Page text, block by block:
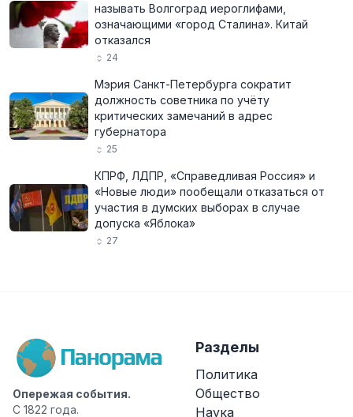
называть Волгоград иероглифами,
означающими «город Сталина». Китай
отказался
24
Мэрия Санкт-Петербурга сократит
должность советника по учёту
критических замечаний в адрес
губернатора
25
КПРФ, ЛДПР, «Справедливая Россия» и
«Новые люди» пообещали отказаться от
участия в думских выборах в случае
допуска «Яблока»
27
Опережая события.
С 1822 года.
Разделы
Политика
Общество
Наука